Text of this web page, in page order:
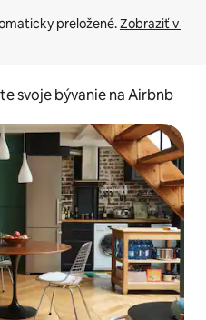
preložené. Zobraziť v
svoje bývanie na Airbnb